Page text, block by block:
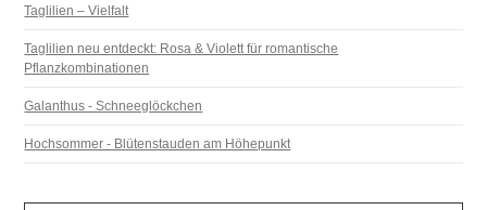
Taglilien – Vielfalt
Taglilien neu entdeckt: Rosa & Violett für romantische
Pflanzkombinationen
Galanthus - Schneeglöckchen
Hochsommer - Blütenstauden am Höhepunkt